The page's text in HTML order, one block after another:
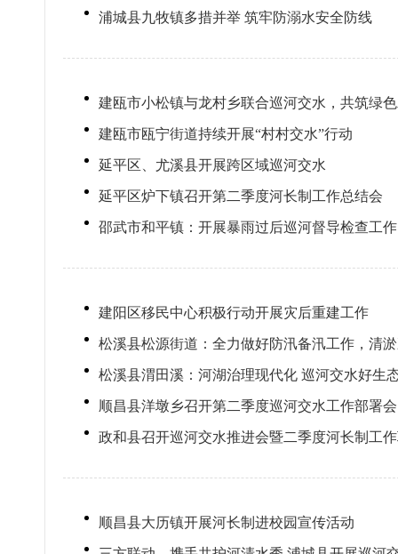
浦城县九牧镇多措并举 筑牢防溺水安全防线
建瓯市小松镇与龙村乡联合巡河交水，共筑绿
建瓯市瓯宁街道持续开展“村村交水”行动
延平区、尤溪县开展跨区域巡河交水
延平区炉下镇召开第二季度河长制工作总结会
邵武市和平镇：开展暴雨过后巡河督导检查工作
建阳区移民中心积极行动开展灾后重建工作
松溪县松源街道：全力做好防汛备汛工作，清
松溪县渭田溪：河湖治理现代化 巡河交水好生
顺昌县洋墩乡召开第二季度巡河交水工作部署会
政和县召开巡河交水推进会暨二季度河长制工
顺昌县大历镇开展河长制进校园宣传活动